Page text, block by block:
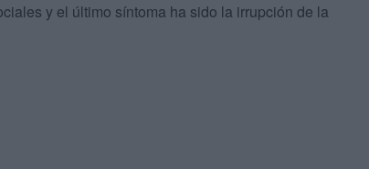
y el último síntoma ha sido la irrupción de la